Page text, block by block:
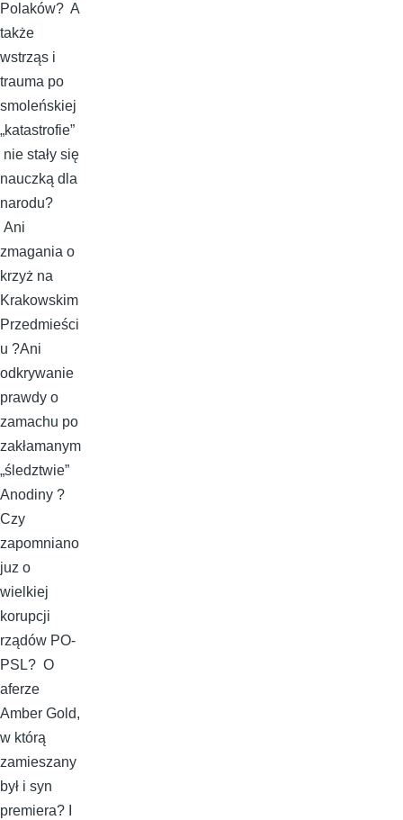
Polaków? A
także
wstrząs i
trauma po
smoleńskiej
„katastrofie”
nie stały się
nauczką dla
narodu?
Ani
zmagania o
krzyż na
Krakowskim
Przedmieści
u ?Ani
odkrywanie
prawdy o
zamachu po
zakłamanym
„śledztwie”
Anodiny ?
Czy
zapomniano
juz o
wielkiej
korupcji
rządów PO-
PSL? O
aferze
Amber Gold,
w którą
zamieszany
był i syn
premiera? I